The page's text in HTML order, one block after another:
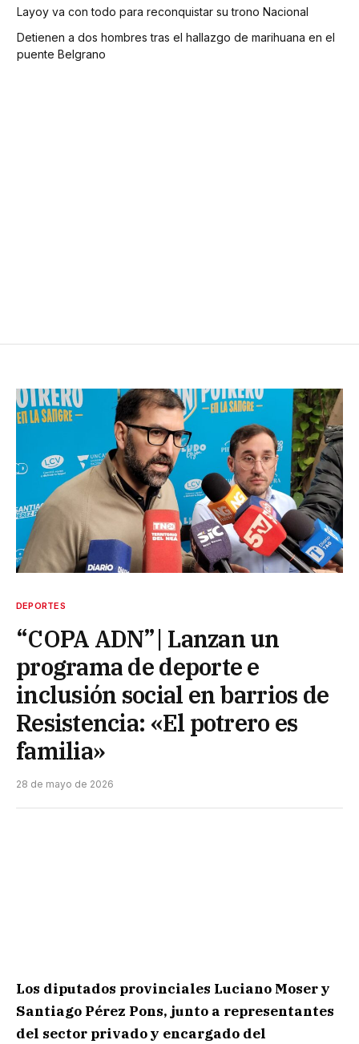
Layoy va con todo para reconquistar su trono Nacional
Detienen a dos hombres tras el hallazgo de marihuana en el
puente Belgrano
DEPORTES
“COPA ADN”| Lanzan un
programa de deporte e
inclusión social en barrios de
Resistencia: «El potrero es
familia»
28 de mayo de 2026
Los diputados provinciales Luciano Moser y
Santiago Pérez Pons, junto a representantes
del sector privado y encargado del